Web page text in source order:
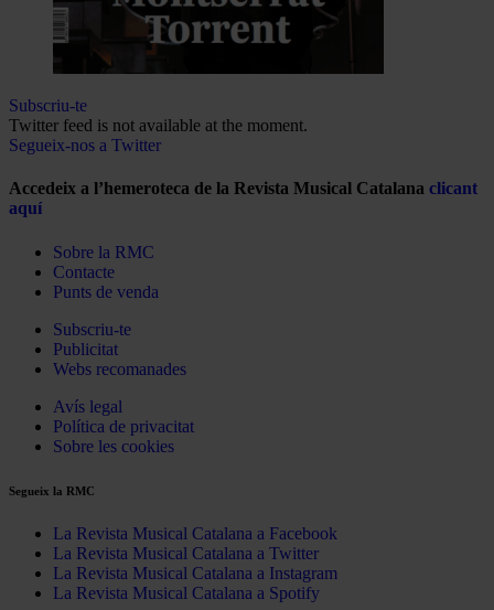
Subscriu-te
Twitter feed is not available at the moment.
Segueix-nos a Twitter
Accedeix a l’hemeroteca de la Revista Musical Catalana clicant
aquí
Sobre la RMC
Contacte
Punts de venda
Subscriu-te
Publicitat
Webs recomanades
Avís legal
Política de privacitat
Sobre les cookies
Segueix la RMC
La Revista Musical Catalana a Facebook
La Revista Musical Catalana a Twitter
La Revista Musical Catalana a Instagram
La Revista Musical Catalana a Spotify